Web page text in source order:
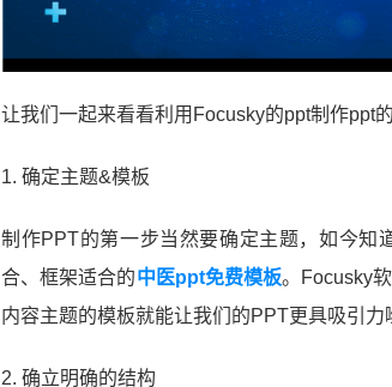
让我们一起来看看利用Focusky的ppt制作ppt的
1. 确定主题&模板
制作PPT的第一步当然要确定主题，如今知
合、框架适合的中医ppt免费模板。Focusky
内容主题的模板就能让我们的PPT更具吸引力
2. 确立明确的结构